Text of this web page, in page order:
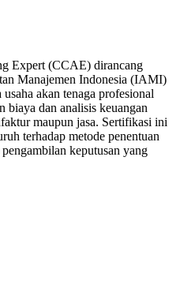
Expert (CCAE) dirancang
Manajemen Indonesia (IAMI)
akan tenaga profesional
biaya dan analisis keuangan
maupun jasa. Sertifikasi ini
terhadap metode penentuan
keputusan yang